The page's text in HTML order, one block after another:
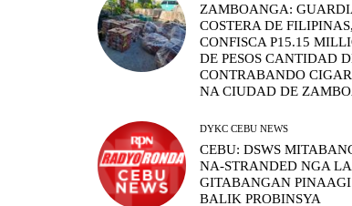
ZAMBOANGA:
COSTERA DE
CONFISCA P15.15
DE PESOS CANTIDAD
CONTRABANDO
NA CIUDAD DE
DYKC CEBU NEWS
CEBU: DSWS
NA-STRANDED NGA
GITABANGAN PINAAGI
BALIK PROBINSYA